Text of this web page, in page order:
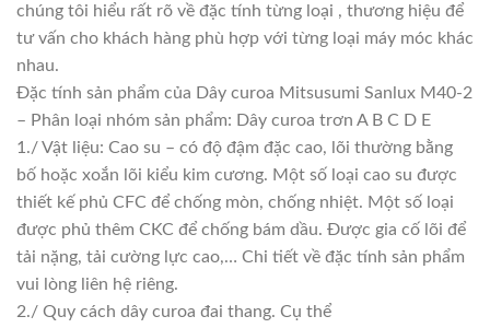
chúng tôi hiểu rất rõ về đặc tính từng loại , thương hiệu để
tư vấn cho khách hàng phù hợp với từng loại máy móc khác
nhau.
Đặc tính sản phẩm của Dây curoa Mitsusumi Sanlux M40-2
– Phân loại nhóm sản phẩm: Dây curoa trơn A B C D E
1./ Vật liệu: Cao su – có độ đậm đặc cao, lõi thường bằng
bố hoặc xoắn lõi kiểu kim cương. Một số loại cao su được
thiết kế phủ CFC để chống mòn, chống nhiệt. Một số loại
được phủ thêm CKC để chống bám dầu. Được gia cố lõi để
tải nặng, tải cường lực cao,… Chi tiết về đặc tính sản phẩm
vui lòng liên hệ riêng.
2./ Quy cách dây curoa đai thang. Cụ thể